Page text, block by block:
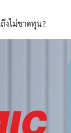
งไม่ขาดทุน?